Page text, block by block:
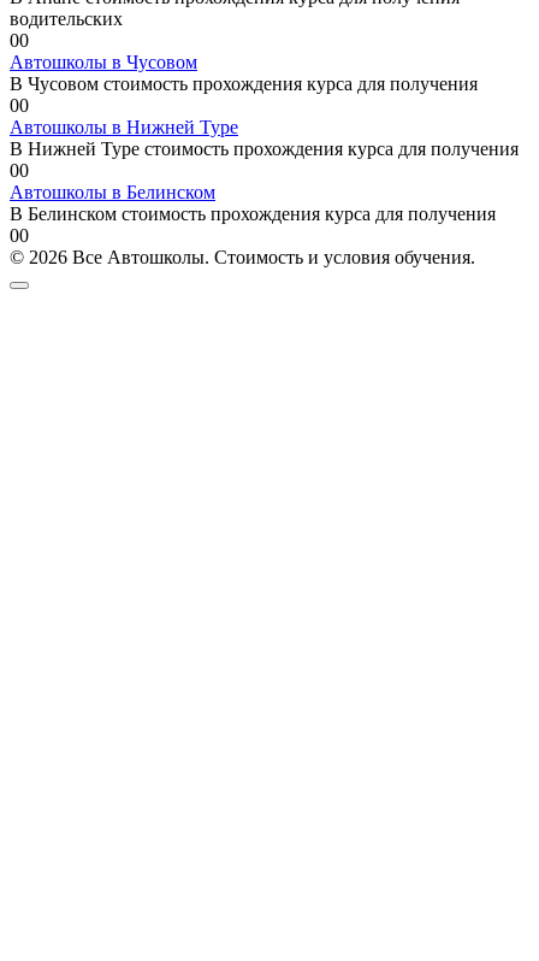
водительских
00
Автошколы в Чусовом
В Чусовом стоимость прохождения курса для получения
00
Автошколы в Нижней Туре
В Нижней Туре стоимость прохождения курса для получения
00
Автошколы в Белинском
В Белинском стоимость прохождения курса для получения
00
© 2026 Все Автошколы. Стоимость и условия обучения.